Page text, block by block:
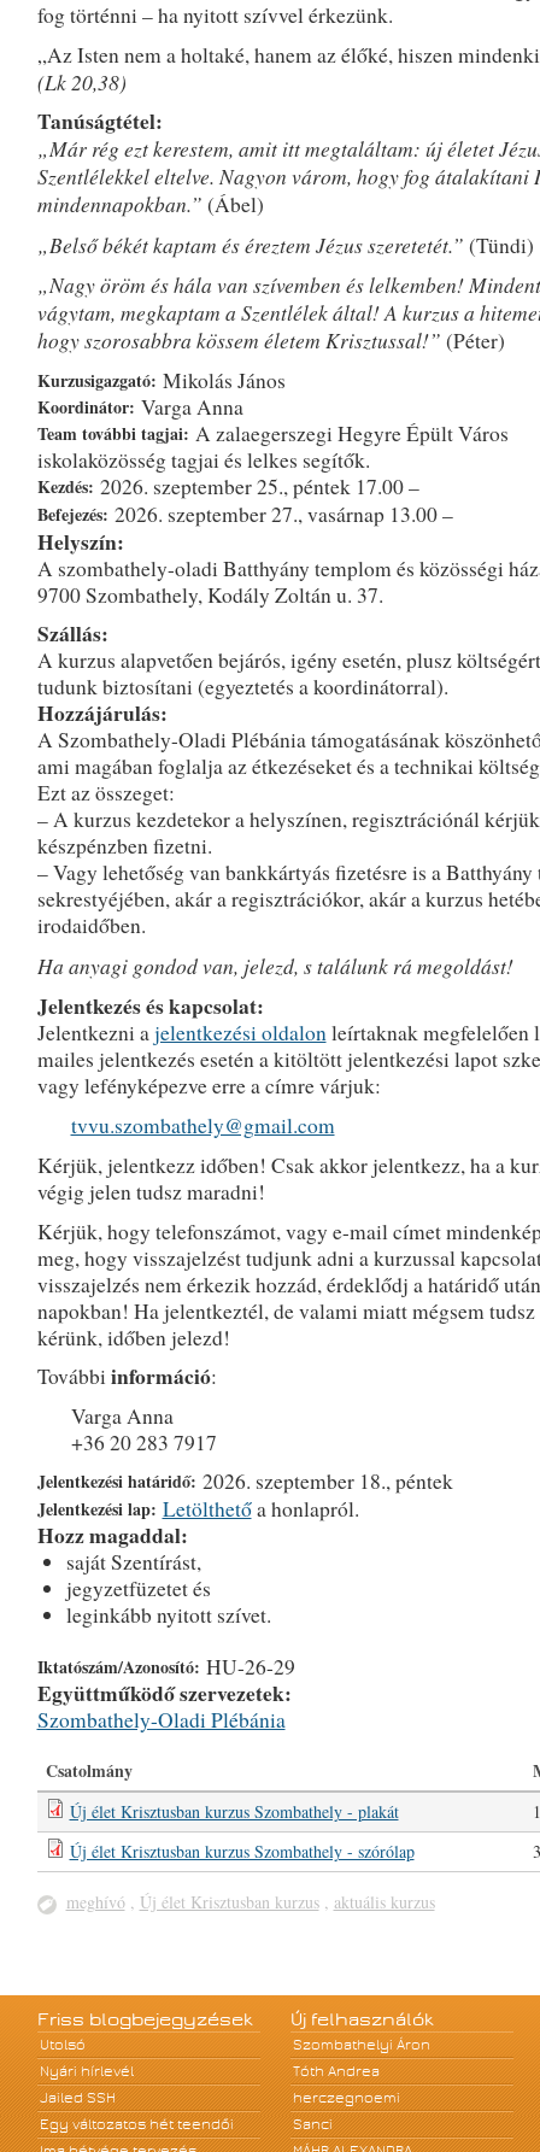
fog történni – ha nyitott szívvel érkezünk.
„Az Isten nem a holtaké, hanem az élőké, hiszen
(Lk 20,38)
Tanúságtétel:
„Már rég ezt kerestem, amit itt megtaláltam: új életet
Szentlélekkel eltelve. Nagyon várom, hogy fog átalakítani
mindennapokban.” (Ábel)
„Belső békét kaptam és éreztem Jézus szeretetét.” (Tündi)
„Nagy öröm és hála van szívemben és lelkemben!
vágytam, megkaptam a Szentlélek által! A kurzus a
hogy szorosabbra kössem életem Krisztussal!” (Péter)
Kurzusigazgató: Mikolás János
Koordinátor: Varga Anna
Team további tagjai: A zalaegerszegi Hegyre Épült Város
iskolaközösség tagjai és lelkes segítők.
Kezdés: 2026. szeptember 25., péntek 17.00 –
Befejezés: 2026. szeptember 27., vasárnap 13.00 –
Helyszín:
A szombathely-oladi Batthyány templom és közösségi
9700 Szombathely, Kodály Zoltán u. 37.
Szállás:
A kurzus alapvetően bejárós, igény esetén, plusz
tudunk biztosítani (egyeztetés a koordinátorral).
Hozzájárulás:
A Szombathely-Oladi Plébánia támogatásának
ami magában foglalja az étkezéseket és a technikai
Ezt az összeget:
– A kurzus kezdetekor a helyszínen, regisztrációnál kérjük
készpénzben fizetni.
– Vagy lehetőség van bankkártyás fizetésre is a
sekrestyéjében, akár a regisztrációkor, akár a kurzus
irodaidőben.
Ha anyagi gondod van, jelezd, s találunk rá megoldást!
Jelentkezés és kapcsolat:
Jelentkezni ajelentkezési oldalonleírtaknak megfelelően
mailes jelentkezés esetén a kitöltött jelentkezési lapot
vagy lefényképezve erre a címre várjuk:
tvvu.szombathely@gmail.com
Kérjük, jelentkezz időben! Csak akkor jelentkezz, ha a
végig jelen tudsz maradni!
Kérjük, hogy telefonszámot, vagy e-mail címet
meg, hogy visszajelzést tudjunk adni a kurzussal
visszajelzés nem érkezik hozzád, érdeklődj a határidő
napokban! Ha jelentkeztél, de valami miatt mégsem tudsz
kérünk, időben jelezd!
További információ:
Varga Anna
+36 20 283 7917
Jelentkezési határidő: 2026. szeptember 18., péntek
Jelentkezési lap: Letölthetőa honlapról.
Hozz magaddal:
saját Szentírást,
jegyzetfüzetet és
leginkább nyitott szívet.
Iktatószám/Azonosító: HU-26-29
Együttműködő szervezetek:
Szombathely-Oladi Plébánia
Csatolmány
Új élet Krisztusban kurzus Szombathely - plakát
Új élet Krisztusban kurzus Szombathely - szórólap
meghívó , Új élet Krisztusban kurzus , aktuális kurzus
Friss blogbejegyzések
Utolsó
Nyári hírlevél
Jailed SSH
Egy változatos hét teendői
Új felhasználók
Szombathelyi Áron
Tóth Andrea
herczegnoemi
Sanci